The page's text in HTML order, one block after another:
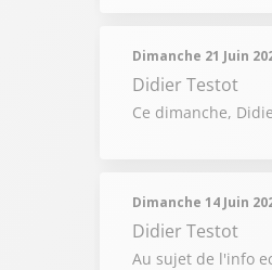
Dimanche 21 Juin
Didier Testot
Ce dimanche,
Dimanche 14 Juin
Didier Testot
Au sujet de l'info